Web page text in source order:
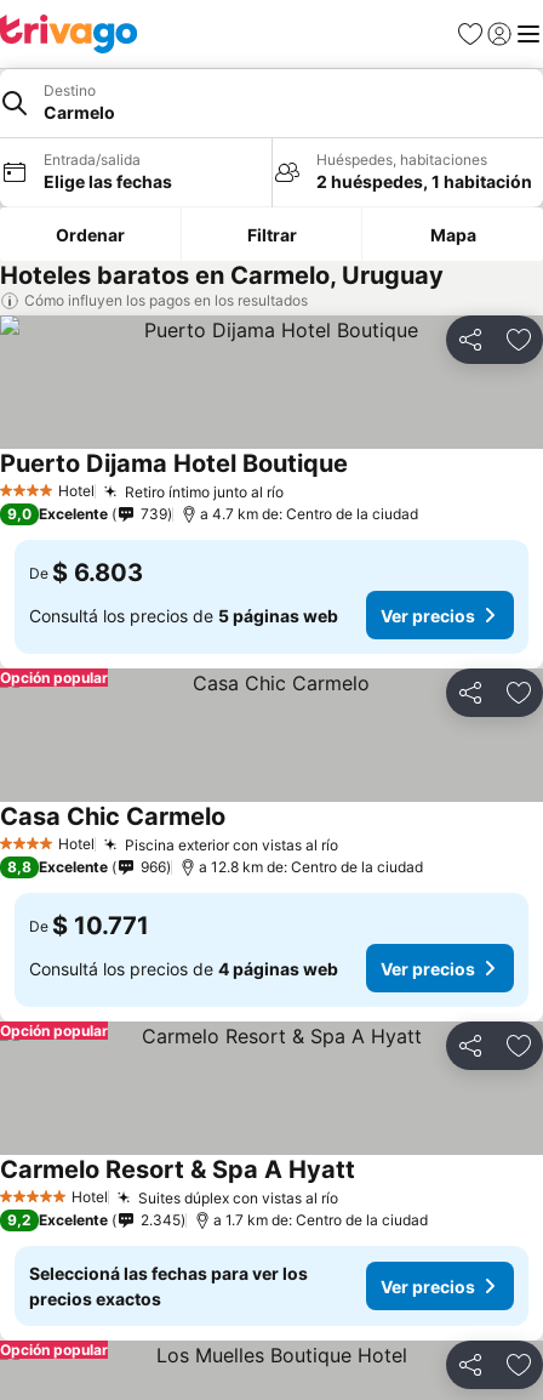
Favoritos
Iniciar
Destino
Carmelo
Entrada/salida
Elige las fechas
Huéspedes, habitaciones
2 huéspedes, 1 habitación
Ordenar Filtrar Mapa
Hoteles baratos en Carmelo, Uruguay
Cómo influyen los pagos en los resultados
Compartir
4 EstrellasHotel Retiro íntimo junto al ríoVer precios
Puerto Dijama Hotel Boutique
9,0 Excelente 739 a 4.7 km de: Centro de la ciudad
De $ 6.803
Consultá los precios de 5 páginas web Ver precios
Compartir
Opción popular
4 EstrellasHotel Piscina exterior con vistas al ríoVer precios
Casa Chic Carmelo
8,8 Excelente 966 a 12.8 km de: Centro de la ciudad
De $ 10.771
Consultá los precios de 4 páginas web Ver precios
Compartir
Opción popular
5 Estrellas Hotel Suites dúplex con vistas al ríoVer precios
Carmelo Resort & Spa A Hyatt
9,2 Excelente 2.345 a 1.7 km de: Centro de la ciudad
Seleccioná las fechas para ver los
precios exactos
Ver precios
Compartir
Opción popular